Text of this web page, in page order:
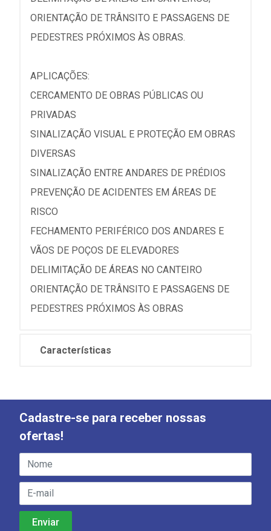
ORIENTAÇÃO DE TRÂNSITO E PASSAGENS DE
PEDESTRES PRÓXIMOS ÀS OBRAS.
APLICAÇÕES:
CERCAMENTO DE OBRAS PÚBLICAS OU
PRIVADAS
SINALIZAÇÃO VISUAL E PROTEÇÃO EM OBRAS
DIVERSAS
SINALIZAÇÃO ENTRE ANDARES DE PRÉDIOS
PREVENÇÃO DE ACIDENTES EM ÁREAS DE
RISCO
FECHAMENTO PERIFÉRICO DOS ANDARES E
VÃOS DE POÇOS DE ELEVADORES
DELIMITAÇÃO DE ÁREAS NO CANTEIRO
ORIENTAÇÃO DE TRÂNSITO E PASSAGENS DE
PEDESTRES PRÓXIMOS ÀS OBRAS
Características
Cadastre-se para receber nossas
ofertas!